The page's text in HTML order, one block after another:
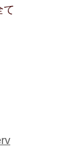
て